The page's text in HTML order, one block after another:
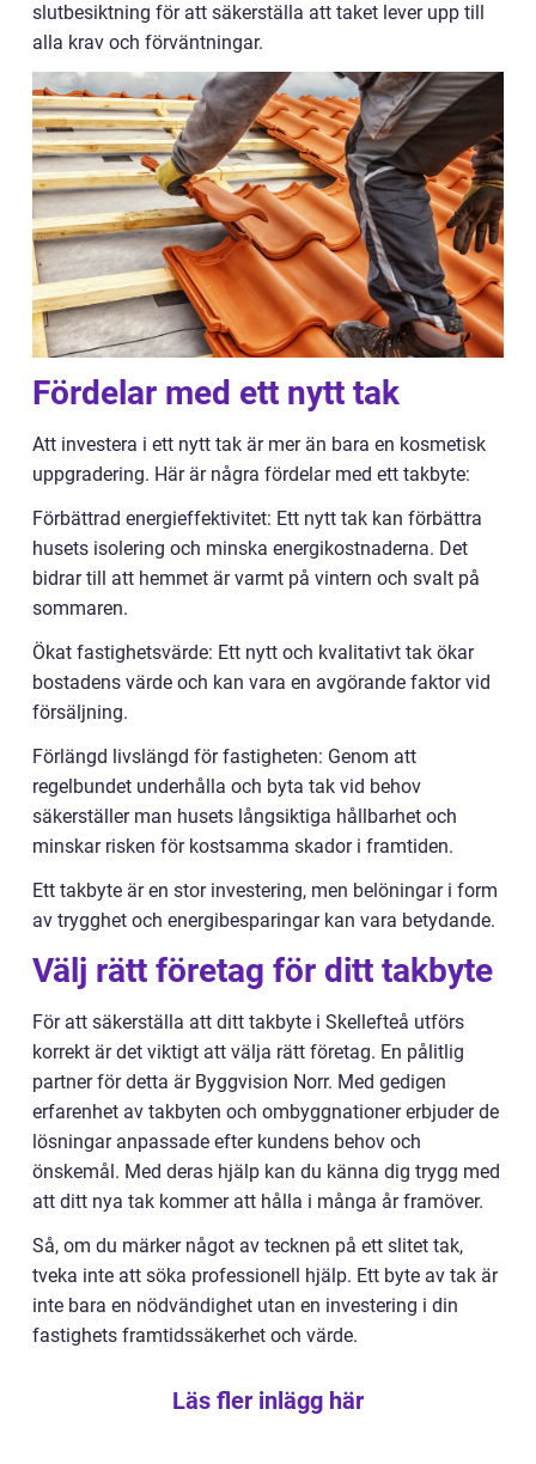
slutbesiktning för att säkerställa att taket lever upp till
alla krav och förväntningar.
Fördelar med ett nytt tak
Att investera i ett nytt tak är mer än bara en kosmetisk
uppgradering. Här är några fördelar med ett takbyte:
Förbättrad energieffektivitet: Ett nytt tak kan förbättra
husets isolering och minska energikostnaderna. Det
bidrar till att hemmet är varmt på vintern och svalt på
sommaren.
Ökat fastighetsvärde: Ett nytt och kvalitativt tak ökar
bostadens värde och kan vara en avgörande faktor vid
försäljning.
Förlängd livslängd för fastigheten: Genom att
regelbundet underhålla och byta tak vid behov
säkerställer man husets långsiktiga hållbarhet och
minskar risken för kostsamma skador i framtiden.
Ett takbyte är en stor investering, men belöningar i form
av trygghet och energibesparingar kan vara betydande.
Välj rätt företag för ditt takbyte
För att säkerställa att ditt takbyte i Skellefteå utförs
korrekt är det viktigt att välja rätt företag. En pålitlig
partner för detta är Byggvision Norr. Med gedigen
erfarenhet av takbyten och ombyggnationer erbjuder de
lösningar anpassade efter kundens behov och
önskemål. Med deras hjälp kan du känna dig trygg med
att ditt nya tak kommer att hålla i många år framöver.
Så, om du märker något av tecknen på ett slitet tak,
tveka inte att söka professionell hjälp. Ett byte av tak är
inte bara en nödvändighet utan en investering i din
fastighets framtidssäkerhet och värde.
Läs fler inlägg här